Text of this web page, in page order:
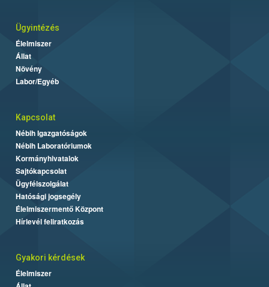
Ügyintézés
Élelmiszer
Állat
Növény
Labor/Egyéb
Kapcsolat
Nébih Igazgatóságok
Nébih Laboratóriumok
Kormányhivatalok
Sajtókapcsolat
Ügyfélszolgálat
Hatósági jogsegély
Élelmiszermentő Központ
Hírlevél feliratkozás
Gyakori kérdések
Élelmiszer